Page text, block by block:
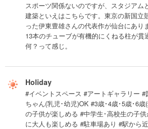
スポーツ関係ないのですが、スタジアム
建築といえはこちらです。東京の新国立
った伊東豊雄さんの代表作が仙台にあり
13本のチューブが有機的にくねる柱が貫
何？って感じ。
Holiday
#イベントスペース #アートギャラリー
ちゃん(乳児･幼児)OK #3歳･4歳･5歳･6
の子供が楽しめる #中学生･高校生の子
に大人も楽しめる #駐車場あり #駅から